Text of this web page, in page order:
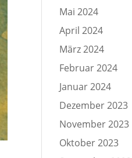
Mai 2024
April 2024
März 2024
Februar 2024
Januar 2024
Dezember 2023
November 2023
Oktober 2023